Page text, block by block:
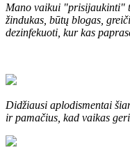
Mano vaikui "prisijaukinti"
žindukas, būtų blogas,
dezinfekuoti, kur kas
Didžiausi aplodismentai
ir pamačius, kad vaikas